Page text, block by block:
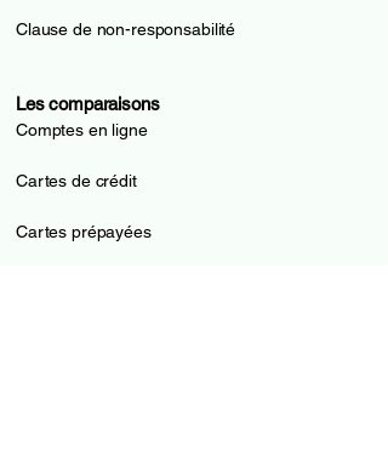
Clause de non-responsabilité
Les comparaisons
Comptes en ligne
Cartes de crédit
Cartes prépayées